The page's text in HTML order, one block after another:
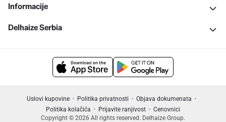
Informacije
Delhaize Serbia
Uslovi kupovine Politika privatnosti
Objava dokumenata
Politika kolačića
Prijavite ranjivost
Cenovnici
Copyright © 2026 All rights reserved. Delhaize Group.